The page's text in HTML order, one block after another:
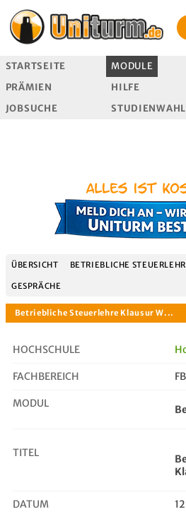
STARTSEITE MODULE
PRÄMIEN
HILFE
JOBSUCHE
STUDIENWAHL
ÜBERSICHT BETRIEBLICHE
GESPRÄCHE
HOCHSCHULE
FACHBEREICH
MODUL
TITEL
DATUM